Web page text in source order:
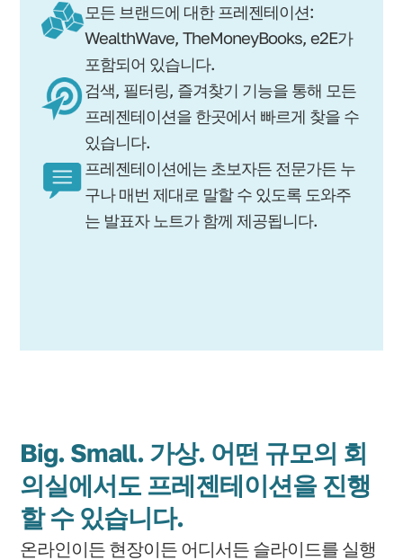
모든 브랜드에 대한 프레젠테이션:
WealthWave, TheMoneyBooks, e2E가
포함되어 있습니다.
검색, 필터링, 즐겨찾기 기능을 통해 모든
프레젠테이션을 한곳에서 빠르게 찾을 수
있습니다.
프레젠테이션에는 초보자든 전문가든 누
구나 매번 제대로 말할 수 있도록 도와주
는 발표자 노트가 함께 제공됩니다.
Big. Small. 가상. 어떤 규모의 회
의실에서도 프레젠테이션을 진행
할 수 있습니다.
온라인이든 현장이든 어디서든 슬라이드를 실행